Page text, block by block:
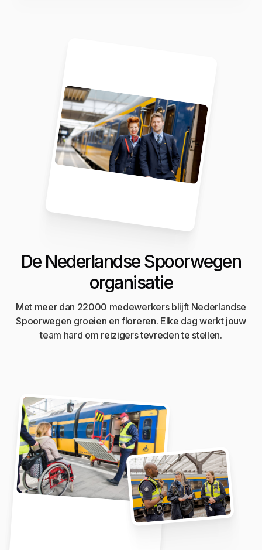
De Nederlandse Spoorwegen
organisatie
Met meer dan 22000 medewerkers blijft Nederlandse
Spoorwegen groeien en floreren. Elke dag werkt jouw
team hard om reizigers tevreden te stellen.